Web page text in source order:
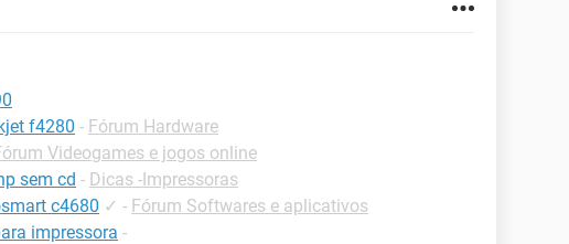
f4280 - Fórum Hardware
Videogames e jogos online
sem cd - Dicas -Impressoras
c4680 ✓ - Fórum Softwares e aplicativos
impressora -